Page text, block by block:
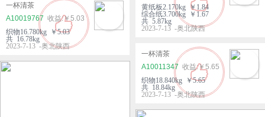
黄纸板2.170kg ￥1.84
综合纸3.700kg ￥1.67
共 5.87kg
2023-7-13 -奥北陕西
一杯清茶
A10019767
￥5.03
织物16.780kg ￥5.03
共 16.78kg
2023-7-13 -奥北陕西
一杯清茶
A10011347
￥5.65
织物18.840kg ￥5.65
共 18.84kg
2023-7-13 -奥北陕西